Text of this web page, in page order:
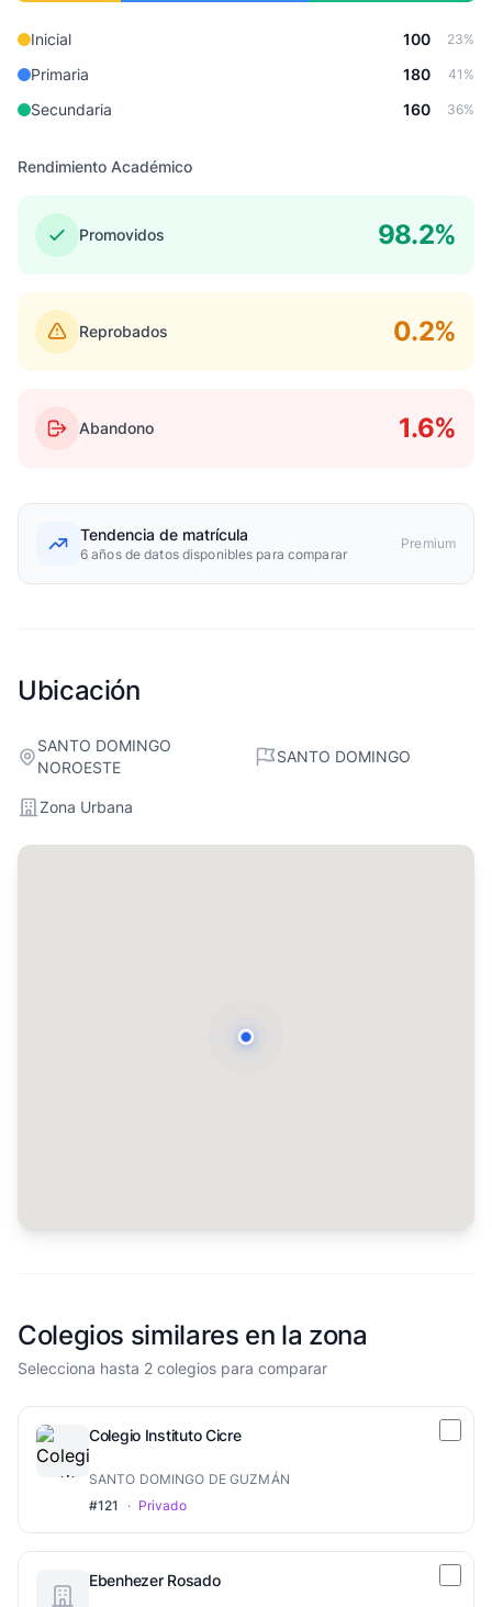
Inicial 100 23%
Primaria 180 41%
Secundaria 160 36%
Rendimiento Académico
Promovidos 98.2%
Reprobados 0.2%
Abandono 1.6%
Tendencia de matrícula
6 años de datos disponibles para comparar
Premium
Ubicación
SANTO DOMINGO
NOROESTE
SANTO DOMINGO
Zona Urbana
Colegios similares en la zona
Selecciona hasta 2 colegios para comparar
Colegio Instituto Cicre
SANTO DOMINGO DE GUZMÁN
#121
· Privado
Ebenhezer Rosado